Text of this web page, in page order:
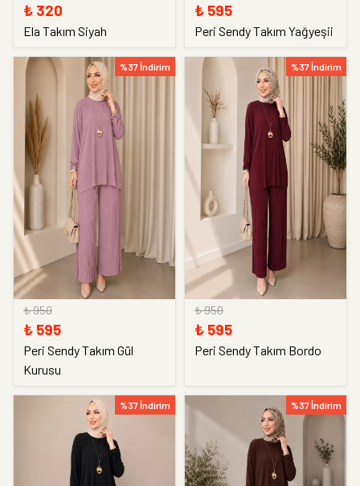
₺ 320
Ela Takım Siyah
₺ 595
Peri Sendy Takım Yağyeşii
%37 İndirim
₺ 950
₺ 595
Peri Sendy Takım Gül
Kurusu
%37 İndirim
₺ 950
₺ 595
Peri Sendy Takım Bordo
%37 İndirim %37 İndirim